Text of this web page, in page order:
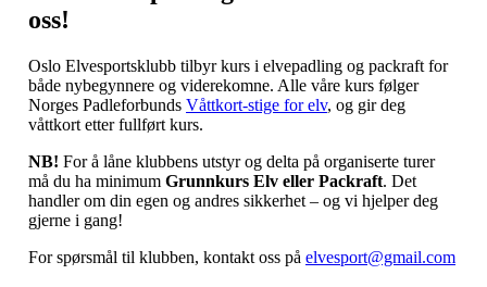
oss!
Oslo Elvesportsklubb tilbyr kurs i elvepadling og packraft for
både nybegynnere og viderekomne. Alle våre kurs følger
Norges Padleforbunds Våttkort-stige for elv, og gir deg
våttkort etter fullført kurs.
NB! For å låne klubbens utstyr og delta på organiserte turer
må du ha minimum Grunnkurs Elv eller Packraft. Det
handler om din egen og andres sikkerhet – og vi hjelper deg
gjerne i gang!
For spørsmål til klubben, kontakt oss på elvesport@gmail.com